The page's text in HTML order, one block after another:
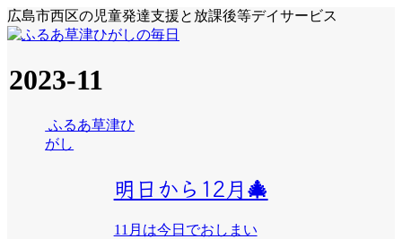
広島市西区の児童発達支援と放課後等デイサービス
2023-11
ふるあ草津ひ
がし
明日から12月🎄
11月は今日でおしまい